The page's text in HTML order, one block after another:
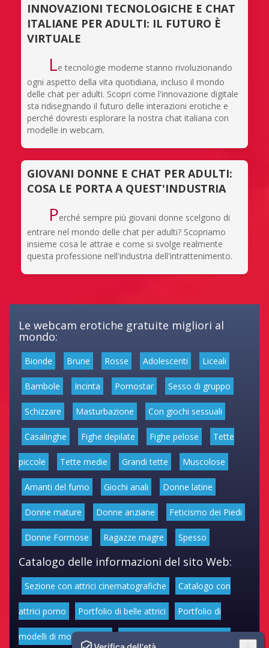
INNOVAZIONI TECNOLOGICHE E CHAT
ITALIANE PER ADULTI: IL FUTURO È
VIRTUALE
Le tecnologie moderne stanno rivoluzionando
ogni aspetto della vita quotidiana, incluso il mondo
delle chat per adulti. Scopri come l'innovazione digitale
sta ridisegnando il futuro delle interazioni erotiche e
perché dovresti esplorare la nostra chat italiana con
modelle in webcam.
GIOVANI DONNE E CHAT PER ADULTI:
COSA LE PORTA A QUEST'INDUSTRIA
Perché sempre più giovani donne scelgono di
entrare nel mondo delle chat per adulti? Scopriamo
insieme cosa le attrae e come si svolge realmente
questa professione nell'industria dell'intrattenimento.
Le webcam erotiche gratuite migliori al
mondo:
Bionde Brune Rosse Adolescenti Liceali
Bambole Incinta Pornostar Sesso di gruppo
Schizzare Masturbazione Con giochi sessuali
Casalinghe Fighe depilate Fighe pelose Tette
piccole Tette medie Grandi tette Muscolose
Amanti del fumo Giochi anali Donne latine
Donne mature Donne anziane Feticismo dei Piedi
Donne Formose Ragazze magre Spesso
Catalogo delle informazioni del sito Web:
Sezione con attrici cinematografiche Catalogo con
attrici porno Portfolio di belle attrici Portfolio di
modelli di moda volgari